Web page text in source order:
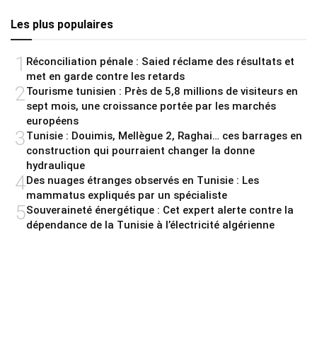
Les plus populaires
1 Réconciliation pénale : Saied réclame des résultats et
met en garde contre les retards
2 Tourisme tunisien : Près de 5,8 millions de visiteurs en
sept mois, une croissance portée par les marchés
européens
3Tunisie : Douimis, Mellègue 2, Raghai… ces barrages en
construction qui pourraient changer la donne
hydraulique
4Des nuages étranges observés en Tunisie : Les
mammatus expliqués par un spécialiste
5Souveraineté énergétique : Cet expert alerte contre la
dépendance de la Tunisie à l’électricité algérienne